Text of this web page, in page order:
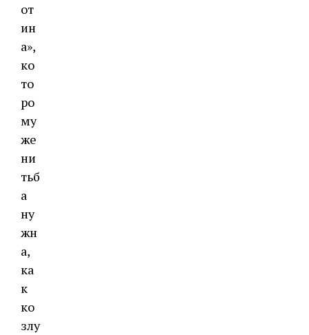
от
ин
а»,
ко
то
ро
му
же
ни
тьб
а
ну
жн
а,
ка
к
ко
злу